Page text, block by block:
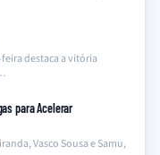
destaca a vitória
para Acelerar
Vasco Sousa e Samu,